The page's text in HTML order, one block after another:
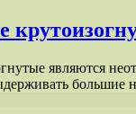
являются
большие